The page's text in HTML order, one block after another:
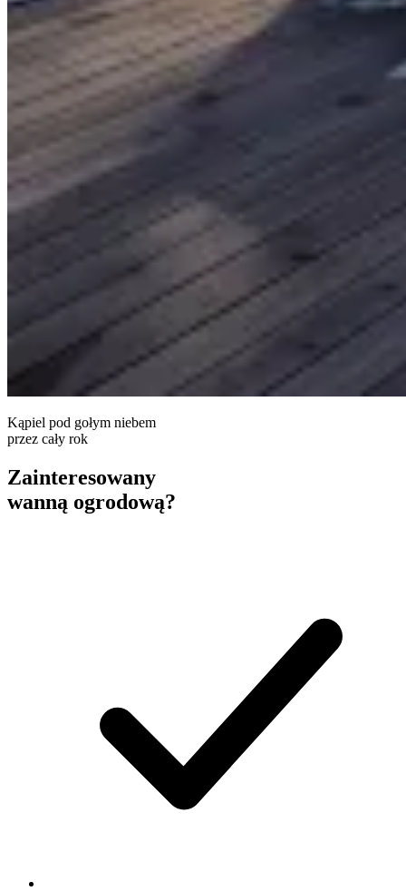
Kąpiel pod gołym niebem
przez cały rok
Zainteresowany
wanną ogrodową?